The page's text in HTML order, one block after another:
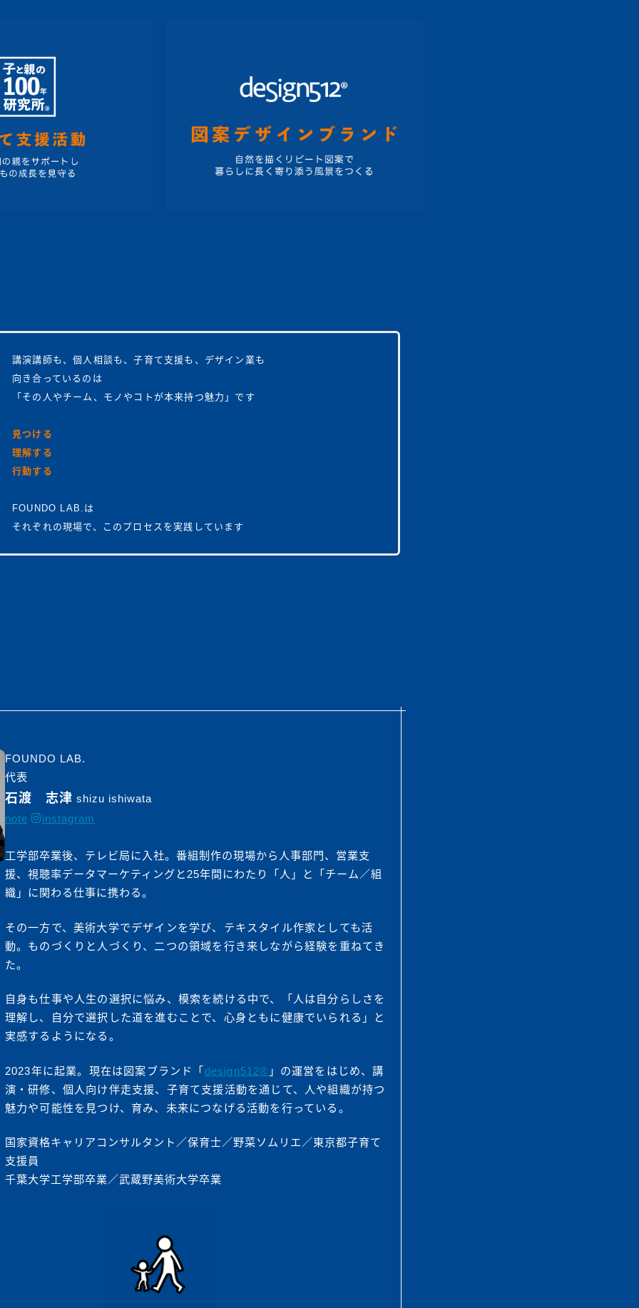
講演講師も、個人相談も、子育て支援も、デザイン業も
向き合っているのは
「その人やチーム、モノやコトが本来持つ魅力」です
見つける
理解する
行動する
FOUNDO LAB.は
それぞれの現場で、このプロセスを実践しています
FOUNDO LAB.
代表
石渡 志津 shizu ishiwata
note
instagram
工学部卒業後、テレビ局に入社。番組制作の現場から人事部門、営業支
援、視聴率データマーケティングと25年間にわたり「人」と「チーム／組
織」に関わる仕事に携わる。
その一方で、美術大学でデザインを学び、テキスタイル作家としても活
動。ものづくりと人づくり、二つの領域を行き来しながら経験を重ねてき
た。
自身も仕事や人生の選択に悩み、模索を続ける中で、「人は自分らしさを
理解し、自分で選択した道を進むことで、心身ともに健康でいられる」と
実感するようになる。
2023年に起業。現在は図案ブランド「 design512®︎ 」の運営をはじめ、講
演・研修、個人向け伴走支援、子育て支援活動を通じて、人や組織が持つ
魅力や可能性を見つけ、育み、未来につなげる活動を行っている。
国家資格キャリアコンサルタント／保育士／野菜ソムリエ／東京都子育て
支援員
千葉大学工学部卒業／武蔵野美術大学卒業